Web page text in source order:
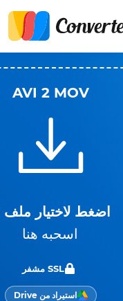
AVI 2 MOV
اضغط لاختيار ملف
اسحبه هنا
SSL مشفر
استيراد من Drive